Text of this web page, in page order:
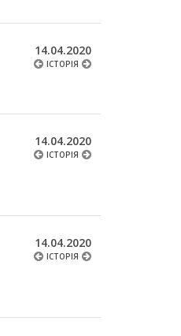
14.04.2020
ІСТОРІЯ
14.04.2020
ІСТОРІЯ
14.04.2020
ІСТОРІЯ